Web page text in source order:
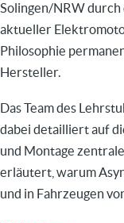
Solingen/NRW durch
aktueller
Philosophie
Hersteller.
Das Team des
dabei detailliert auf
und Montage
erläutert, warum
und in Fahrzeugen